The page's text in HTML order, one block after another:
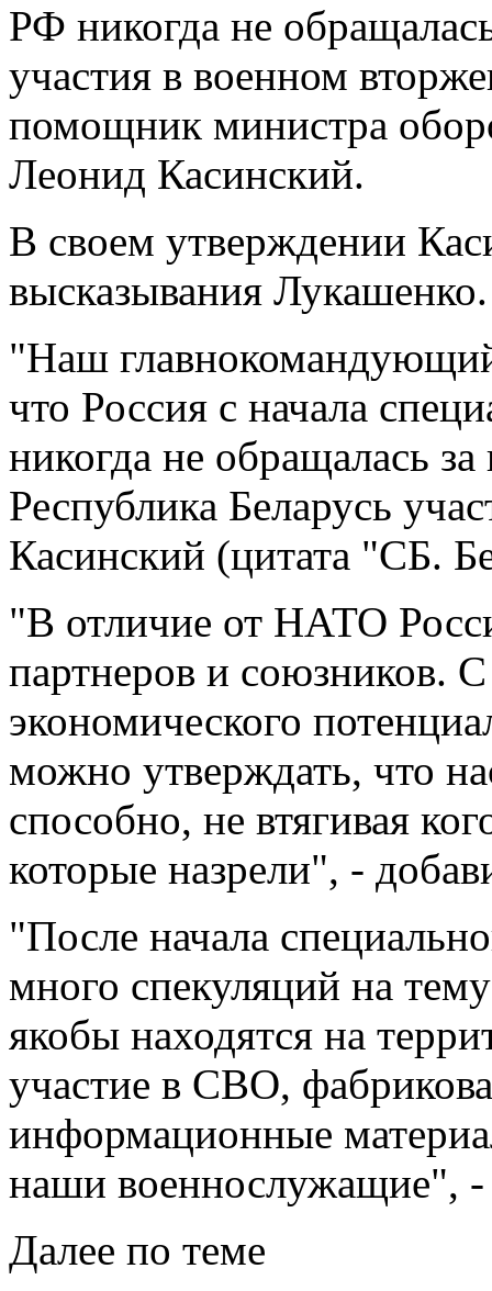
РФ никогда не
участия в военном
помощник министра
Леонид Касинский.
В своем утверждении
высказывания Лукашенко.
"Наш
что Россия с начала
никогда не обращалась
Республика Беларусь
Касинский (цитата "СБ.
"В отличие от НАТО
партнеров и союзников.
экономического
можно утверждать, что
способно, не втягивая
которые назрели", -
"После начала
много спекуляций на
якобы находятся на
участие в СВО,
информационные
наши военнослужащие", -
Далее по теме